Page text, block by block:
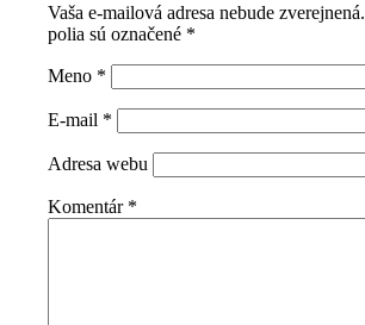
Vaša e-mailová adresa nebude zverejnená.
polia sú označené *
Meno *
E-mail *
Adresa webu
Komentár *